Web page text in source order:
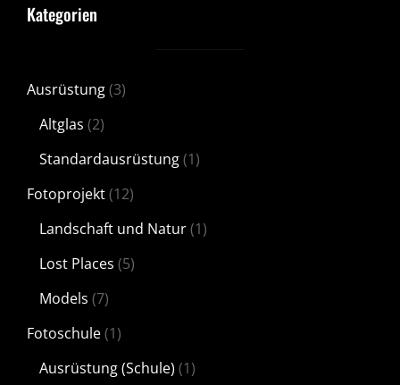
Kategorien
Ausrüstung(3)
Altglas (2)
Standardausrüstung(1)
Fotoprojekt(12)
Landschaft und Natur(1)
Lost Places (5)
Models (7)
Fotoschule(1)
Ausrüstung (Schule) (1)